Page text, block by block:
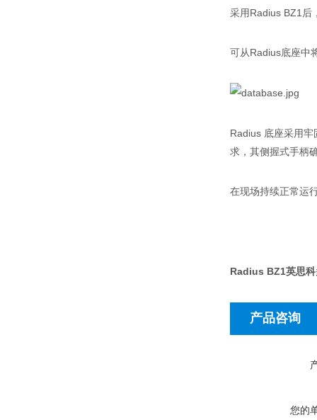
采用Radius BZ1后
可从Radius底座中
Radius 底座采用
求，其侧握式手柄
在现场持续正常运
Radius BZ1英思
产品咨询
您的